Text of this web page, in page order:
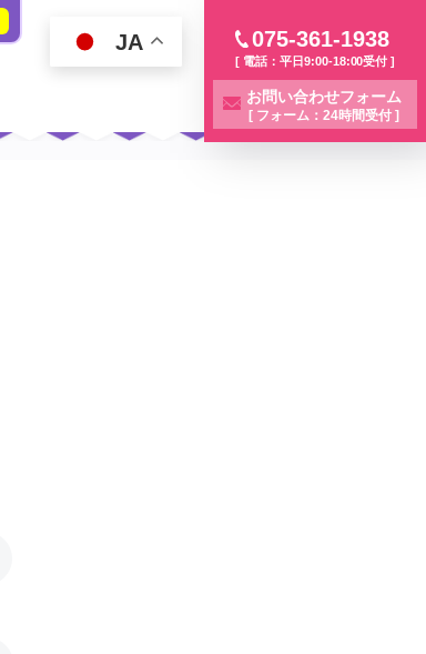
075-361-1938
[ 電話：平日9:00-18:00受付 ]
お問い合わせフォーム
[ フォーム：24時間受付 ]
JA